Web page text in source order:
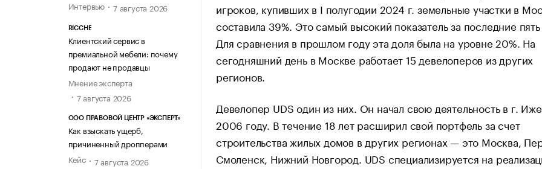
Интервью
7 августа 2026
RICCHE
Клиентский сервис в
премиальной мебели: почему
продают не продавцы
Мнение эксперта
7 августа 2026
ООО ПРАВОВОЙ ЦЕНТР «ЭКСПЕРТ»
Как взыскать ущерб,
причиненный дропперами
Кейс
7 августа 2026
игроков, купивших в I полугодии 2024 г. земельные участки в
составила 39%. Это самый высокий показатель за последние пять
Для сравнения в прошлом году эта доля была на уровне 20%. На
сегодняшний день в Москве работает 15 девелоперов из других
регионов.
Девелопер UDS один из них. Он начал свою деятельность в г.
2006 году. В течение 18 лет расширил свой портфель за счет
строительства жилых домов в других регионах — это Москва,
Смоленск, Нижний Новгород. UDS специализируется на